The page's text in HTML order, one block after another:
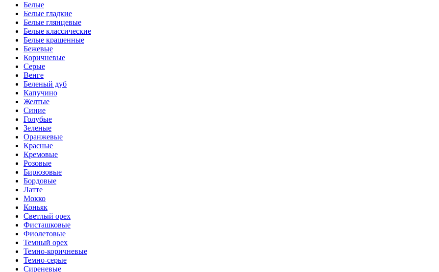
Белые
Белые гладкие
Белые глянцевые
Белые классические
Белые крашенные
Бежевые
Коричневые
Серые
Венге
Беленый дуб
Капучино
Желтые
Синие
Голубые
Зеленые
Оранжевые
Красные
Кремовые
Розовые
Бирюзовые
Бордовые
Латте
Мокко
Коньяк
Светлый орех
Фисташковые
Фиолетовые
Темный орех
Темно-коричневые
Темно-серые
Сиреневые